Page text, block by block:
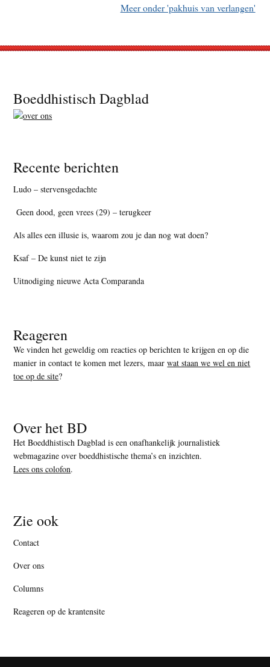
Meer onder 'pakhuis van verlangen'
Footer
Boeddhistisch Dagblad
Recente berichten
Ludo – stervensgedachte
Geen dood, geen vrees (29) – terugkeer
Als alles een illusie is, waarom zou je dan nog wat doen?
Ksaf – De kunst niet te zijn
Uitnodiging nieuwe Acta Comparanda
Reageren
We vinden het geweldig om reacties op berichten te krijgen en op die
manier in contact te komen met lezers, maarwat staan we wel en niet
toe op de site?
Over het BD
Het Boeddhistisch Dagblad is een onafhankelijk journalistiek
webmagazine over boeddhistische thema’s en inzichten.
Lees ons colofon.
Zie ook
Contact
Over ons
Columns
Reageren op de krantensite